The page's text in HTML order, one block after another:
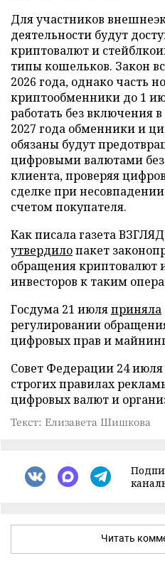
Для участников
деятельности будут
криптовалют и
типы кошельков. Закон
2026 года, однако часть
криптообменники до 1
работать без включения
2027 года обменники и
обязаны будут
цифровыми валютами без
клиента, проверяя
сделке при
счетом покупателя.
Как писала газета
утвердилопакет
обращения криптовалют
инвесторов к таким
Госдума 21 июляприняла
регулировании
цифровых прав и
Совет Федерации 24 июля
строгих правилах
цифровых валют и
Текст: Елизавета Шишкова
Читать